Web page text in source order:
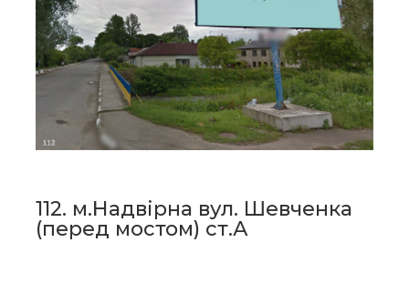
112. м.Надвірна вул. Шевченка
(перед мостом) ст.А